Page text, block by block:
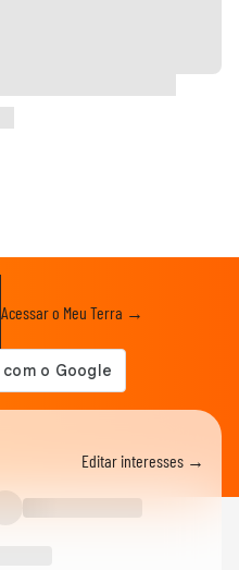
Acessar o Meu Terra →
Editar interesses →